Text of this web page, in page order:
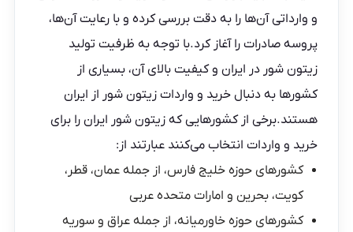
و وارداتی آن‌ها را به دقت بررسی کرده و با رعایت آن‌ها،
پروسه صادرات را آغاز کرد.با توجه به ظرفیت تولید
زیتون شور در ایران و کیفیت بالای آن، بسیاری از
کشورها به دنبال خرید و واردات زیتون شور از ایران
هستند.برخی از کشورهایی که زیتون شور ایران را برای
خرید و واردات انتخاب می‌کنند عبارتند از:
کشورهای حوزه خلیج فارس، از جمله عمان، قطر،
کویت، بحرین و امارات متحده عربی
کشورهای حوزه خاورمیانه، از جمله عراق و سوریه